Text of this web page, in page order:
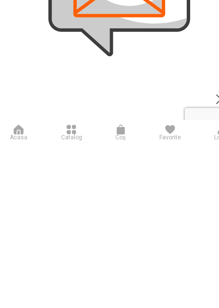
Acasa Catalog Coş Favorite